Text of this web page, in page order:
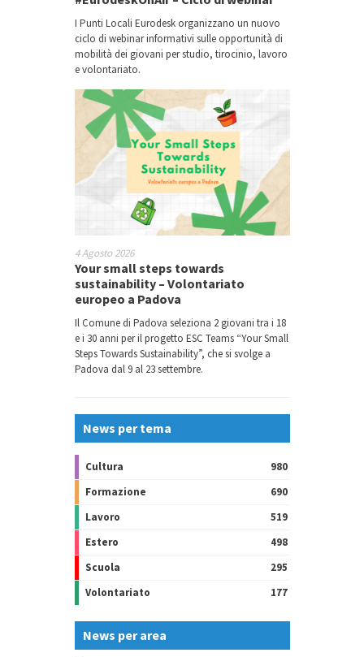
I Punti Locali Eurodesk organizzano un nuovo
ciclo di webinar informativi sulle opportunità di
mobilità dei giovani per studio, tirocinio, lavoro
e volontariato.
4 Agosto 2026
Your small steps towards
sustainability – Volontariato
europeo a Padova
Il Comune di Padova seleziona 2 giovani tra i 18
e i 30 anni per il progetto ESC Teams “Your Small
Steps Towards Sustainability”, che si svolge a
Padova dal 9 al 23 settembre.
News per tema
Cultura
980
Formazione
690
Lavoro
519
Estero
498
Scuola
295
Volontariato
177
News per area